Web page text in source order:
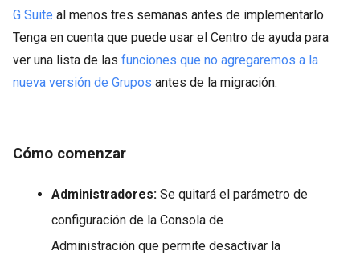
G Suite al menos tres semanas antes de implementarlo.
Tenga en cuenta que puede usar el Centro de ayuda para
ver una lista de las funciones que no agregaremos a la
nueva versión de Grupos antes de la migración.
Cómo comenzar
Administradores: Se quitará el parámetro de
configuración de la Consola de
Administración que permite desactivar la